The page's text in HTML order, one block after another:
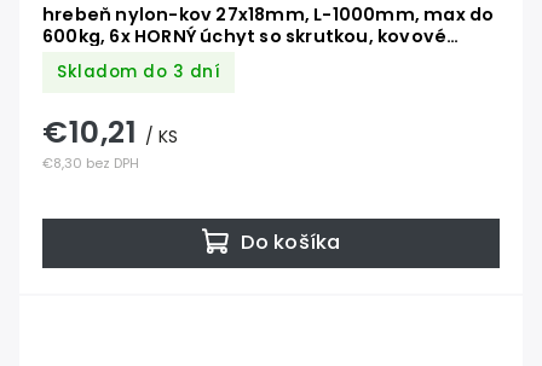
hrebeň nylon-kov 27x18mm, L-1000mm, max do
600kg, 6x HORNÝ úchyt so skrutkou, kovové
Skladom do 3 dní
€8,30 bez DPH
€10,21 / KS
Do košíka